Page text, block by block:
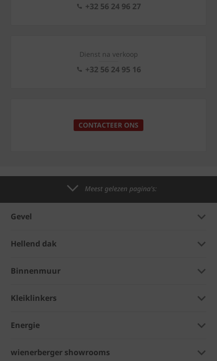
+32 56 24 96 27
Dienst na verkoop
+32 56 24 95 16
CONTACTEER ONS
Meest gelezen pagina's:
Gevel
Hellend dak
Binnenmuur
Kleiklinkers
Energie
wienerberger showrooms